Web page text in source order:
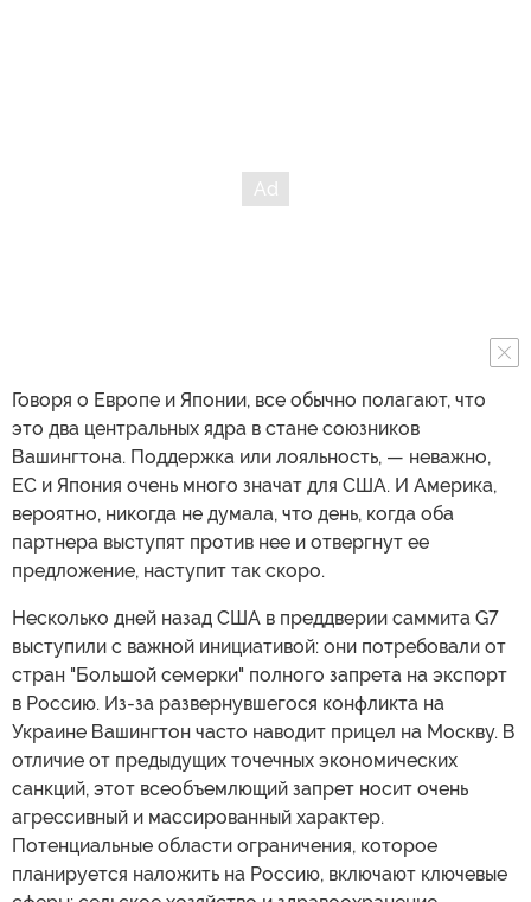
Говоря о Европе и Японии, все обычно полагают, что
это два центральных ядра в стане союзников
Вашингтона. Поддержка или лояльность, — неважно,
ЕС и Япония очень много значат для США. И Америка,
вероятно, никогда не думала, что день, когда оба
партнера выступят против нее и отвергнут ее
предложение, наступит так скоро.
Несколько дней назад США в преддверии саммита G7
выступили с важной инициативой: они потребовали от
стран "Большой семерки" полного запрета на экспорт
в Россию. Из-за развернувшегося конфликта на
Украине Вашингтон часто наводит прицел на Москву. В
отличие от предыдущих точечных экономических
санкций, этот всеобъемлющий запрет носит очень
агрессивный и массированный характер.
Потенциальные области ограничения, которое
планируется наложить на Россию, включают ключевые